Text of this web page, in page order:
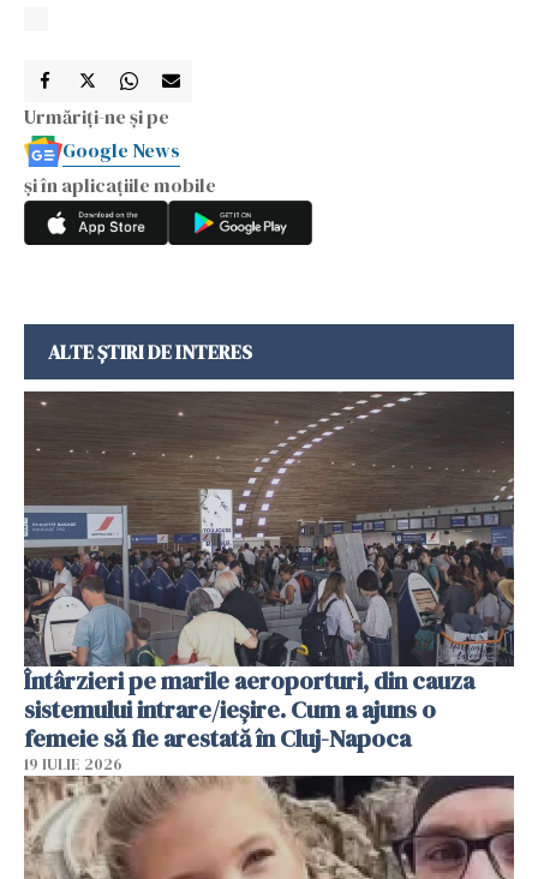
Urmăriți-ne și pe
Google News
și în aplicațiile mobile
ALTE ȘTIRI DE INTERES
Întârzieri pe marile aeroporturi, din cauza
sistemului intrare/ieșire. Cum a ajuns o
femeie să fie arestată în Cluj-Napoca
19 IULIE 2026